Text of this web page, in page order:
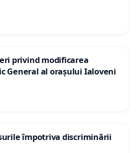
privind modificarea
General al orașului Ialoveni
împotriva discriminării